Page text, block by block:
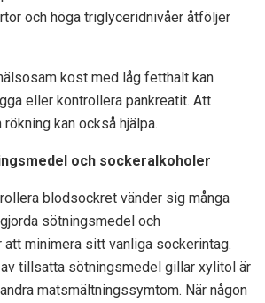
och höga triglyceridnivåer åtföljer
kost med låg fetthalt kan
eller kontrollera pankreatit. Att
kan också hjälpa.
och sockeralkoholer
blodsockret vänder sig många
sötningsmedel och
minimera sitt vanliga sockerintag.
tillsatta sötningsmedel gillar xylitol är
matsmältningssymtom. När någon